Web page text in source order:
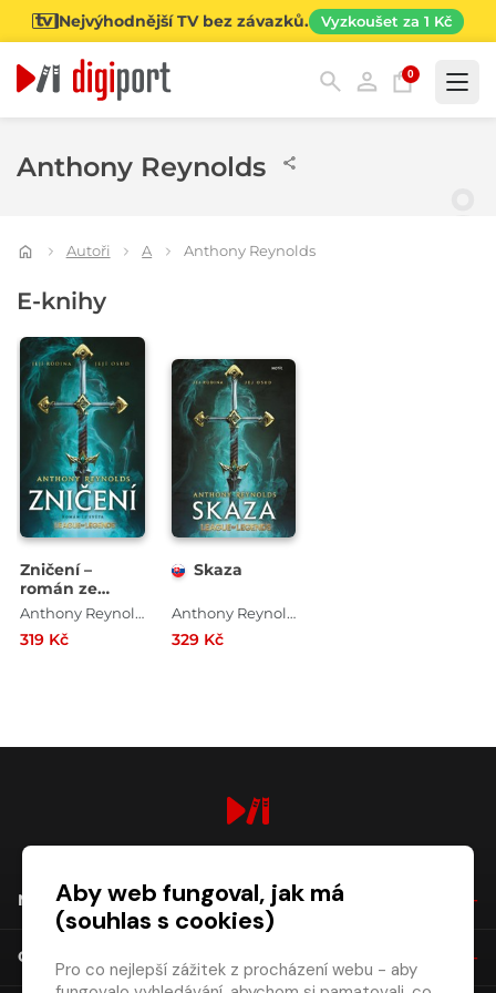
Nejvýhodnější TV bez závazků. Vyzkoušet za 1 Kč
0
Anthony Reynolds
Autoři A Anthony Reynolds
E-knihy
Zničení –
román ze
světa League
of Legends
Anthony Reynolds
319 Kč
Skaza
Anthony Reynolds
329 Kč
NÁKUP
O SPOLEČNOSTI
Aby web fungoval, jak má
(souhlas s cookies)
Pro co nejlepší zážitek z procházení webu - aby